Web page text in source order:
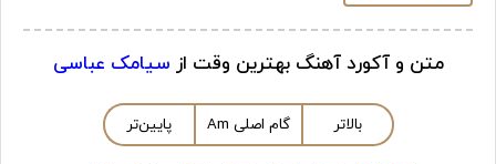
متن و آکورد آهنگ بهترین وقت از سیامک عباسی
بالاتر گام اصلی Am پایین‌تر